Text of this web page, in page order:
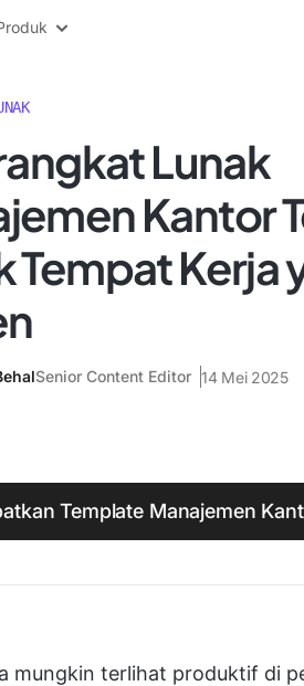
Lunak
Kantor
Tempat Kerja
Senior Content Editor 14 Mei 2025
Template Manajemen
mungkin terlihat produktif di